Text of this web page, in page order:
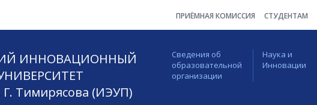
ПРИЁМНАЯ КОМИССИЯ СТУДЕНТАМ
ИННОВАЦИОННЫЙ
Тимирясова (ИЭУП)
Сведения об
образовательной
организации
Наука и
Инновации